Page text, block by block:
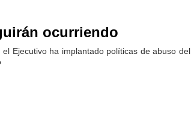
ocurriendo
el Ejecutivo ha implantado políticas de abuso del